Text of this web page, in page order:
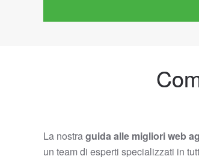
La nostraguida alle migliori web
un team di esperti specializzati in